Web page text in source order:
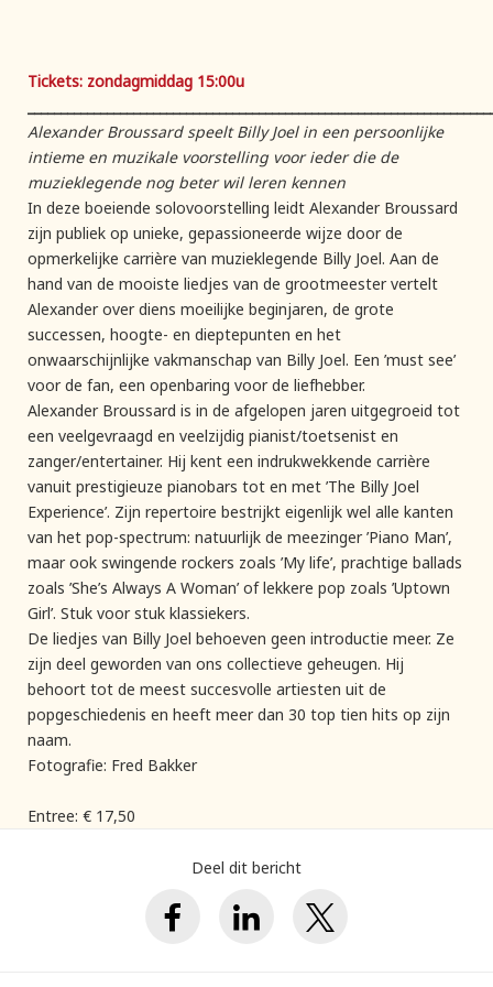
Tickets: zondagmiddag 15:00u
Alexander Broussard speelt Billy Joel in een persoonlijke
intieme en muzikale voorstelling voor ieder die de
muzieklegende nog beter wil leren kennen
In deze boeiende solovoorstelling leidt Alexander Broussard
zijn publiek op unieke, gepassioneerde wijze door de
opmerkelijke carrière van muzieklegende Billy Joel. Aan de
hand van de mooiste liedjes van de grootmeester vertelt
Alexander over diens moeilijke beginjaren, de grote
successen, hoogte- en dieptepunten en het
onwaarschijnlijke vakmanschap van Billy Joel. Een ’must see’
voor de fan, een openbaring voor de liefhebber.
Alexander Broussard is in de afgelopen jaren uitgegroeid tot
een veelgevraagd en veelzijdig pianist/toetsenist en
zanger/entertainer. Hij kent een indrukwekkende carrière
vanuit prestigieuze pianobars tot en met ’The Billy Joel
Experience’. Zijn repertoire bestrijkt eigenlijk wel alle kanten
van het pop-spectrum: natuurlijk de meezinger ’Piano Man’,
maar ook swingende rockers zoals ’My life’, prachtige ballads
zoals ’She’s Always A Woman’ of lekkere pop zoals ’Uptown
Girl’. Stuk voor stuk klassiekers.
De liedjes van Billy Joel behoeven geen introductie meer. Ze
zijn deel geworden van ons collectieve geheugen. Hij
behoort tot de meest succesvolle artiesten uit de
popgeschiedenis en heeft meer dan 30 top tien hits op zijn
naam.
Fotografie: Fred Bakker
Entree: € 17,50
Deel dit bericht